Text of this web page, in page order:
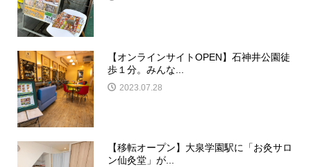
【オンラインサイトOPEN】石神井公園徒
歩１分。みんな...
2023.07.28
【移転オープン】大泉学園駅に「お灸サロ
ン仙灸堂」が...